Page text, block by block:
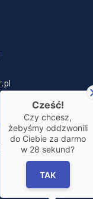
2026
Cześć!
Czy chcesz,
żebyśmy oddzwonili
do Ciebie za darmo
w 28 sekund?
TAK